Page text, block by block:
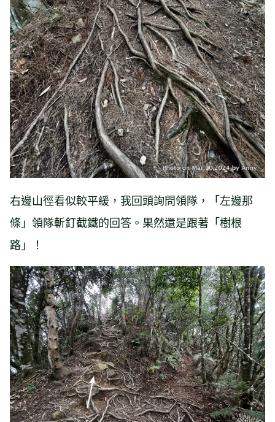
右邊山徑看似較平緩，我回頭詢問領隊，「左邊那
條」領隊斬釘截鐵的回答。果然還是跟著「樹根
路」！